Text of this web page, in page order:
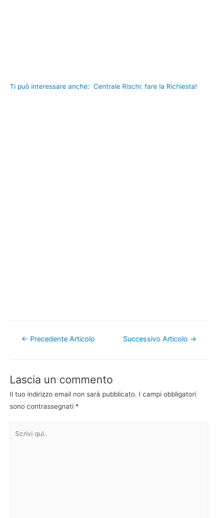
Ti può interessare anche: Centrale Rischi: fare la Richiesta!
Navigazione
← Precedente Articolo Successivo Articolo →
Lascia un commento
Il tuo indirizzo email non sarà pubblicato. I campi obbligatori
sono contrassegnati *